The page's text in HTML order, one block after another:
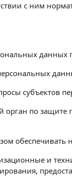
с ним
субъектов
по защите
обеспечивать
и